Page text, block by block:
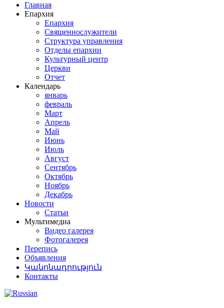
Главная
Епархия
Епархия
Священнослужители
Структура управления
Отделы епархии
Культурный центр
Церкви
Отчет
Календарь
январь
февраль
Март
Апрель
Май
Июнь
Июль
Август
Сентябрь
Октябрь
Ноябрь
Декабрь
Новости
Статьи
Мультимедиа
Видео галерея
Фотогалерея
Перепись
Объявления
Կանոնադրություն
Контакты